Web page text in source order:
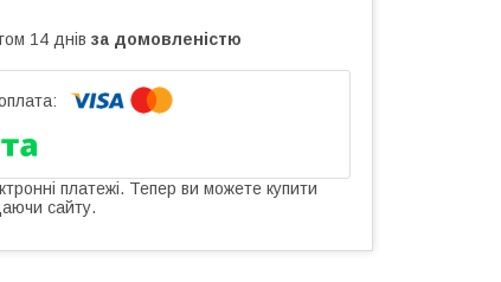
14 днів за домовленістю
платежі. Тепер ви можете купити
сайту.